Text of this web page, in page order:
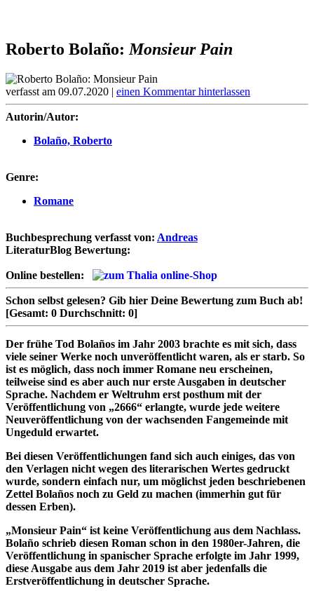
Roberto Bolaño: Monsieur Pain
verfasst am 09.07.2020 | einen Kommentar hinterlassen
Autorin/Autor:
Bolaño, Roberto
Genre:
Romane
Buchbesprechung verfasst von: Andreas
LiteraturBlog Bewertung:
Online bestellen:
Schon selbst gelesen? Gib hier Deine Bewertung zum Buch ab!
[Gesamt: 0 Durchschnitt: 0]
Der frühe Tod Bolaños im Jahr 2003 brachte es mit sich, dass
viele seiner Werke noch unveröffentlicht waren, als er starb. So
ist es möglich, dass noch immer Romane neu erscheinen,
teilweise sind es aber auch nur erste Ausgaben in deutscher
Sprache. Nachdem er Weltruhm erst posthum mit der
Veröffentlichung von „2666“ erlangte, wurde jede weitere
Neuveröffentlichung von der wachsenden Fangemeinde mit
Ungeduld erwartet.
Bei diesen Veröffentlichungen fand sich auch einiges, das von
den Verlagen nicht wegen des literarischen Wertes gedruckt
wurde, sondern einfach nur, um möglichst jeden beschriebenen
Zettel Bolaños noch zu Geld zu machen (immerhin gut für
dessen Erben).
„Monsieur Pain“ ist keine Veröffentlichung aus dem Nachlass.
Bolaño schrieb diesen Roman schon in den 1980er-Jahren, die
Veröffentlichung in spanischer Sprache erfolgte im Jahr 1999,
diese Ausgabe aus dem Jahr 2019 ist aber jedenfalls die
Erstveröffentlichung in deutscher Sprache.